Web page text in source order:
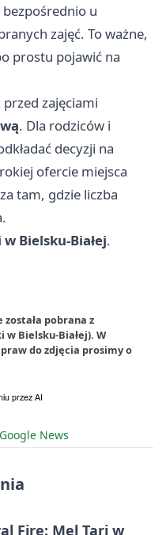
u
zajęć. To ważne,
prostu pojawić na
zajęciami
. Dla rodziców i
decyzji na
ofercie miejsca
tam, gdzie liczba
Bielsku-Białej.
pobrana z
w Bielsku-Białej). W
do zdjęcia prosimy o
Google News
Fire: Mel Tari w